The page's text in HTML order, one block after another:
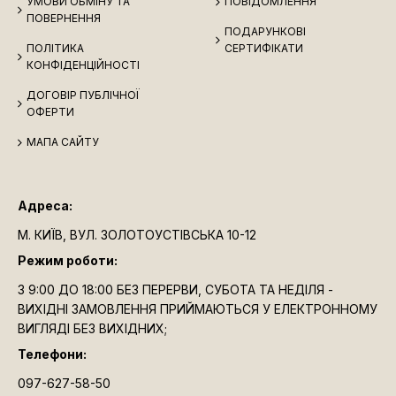
ПОВЕРНЕННЯ
ПОЛІТИКА
КОНФІДЕНЦІЙНОСТІ
ДОГОВІР ПУБЛІЧНОЇ
ОФЕРТИ
МАПА САЙТУ
ПОДАРУНКОВІ
СЕРТИФІКАТИ
Адреса:
М. КИЇВ, ВУЛ. ЗОЛОТОУСТІВСЬКА 10-12
Режим роботи:
З 9:00 ДО 18:00 БЕЗ ПЕРЕРВИ, СУБОТА ТА НЕДІЛЯ -
ВИХІДНІ ЗАМОВЛЕННЯ ПРИЙМАЮТЬСЯ У ЕЛЕКТРОННОМУ
ВИГЛЯДІ БЕЗ ВИХІДНИХ;
Телефони:
097-627-58-50